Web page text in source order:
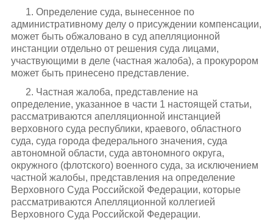
1. Определение суда, вынесенное по
административному делу о присуждении компенсации,
может быть обжаловано в суд апелляционной
инстанции отдельно от решения суда лицами,
участвующими в деле (частная жалоба), а прокурором
может быть принесено представление.
2. Частная жалоба, представление на
определение, указанное в части 1 настоящей статьи,
рассматриваются апелляционной инстанцией
верховного суда республики, краевого, областного
суда, суда города федерального значения, суда
автономной области, суда автономного округа,
окружного (флотского) военного суда, за исключением
частной жалобы, представления на определение
Верховного Суда Российской Федерации, которые
рассматриваются Апелляционной коллегией
Верховного Суда Российской Федерации.